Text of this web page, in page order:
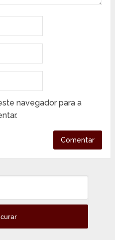
navegador para a